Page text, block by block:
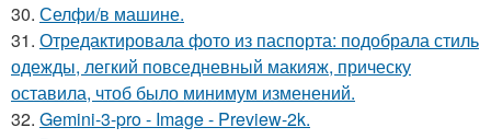
30. Селфи/в машине.
31. Отредактировала фото из паспорта: подобрала стиль
одежды, легкий повседневный макияж, прическу
оставила, чтоб было минимум изменений.
32. Gemini-3-pro - Image - Preview-2k.